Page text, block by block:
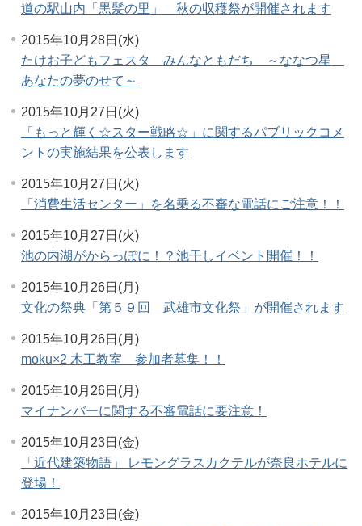
道の駅山内「黒髪の里」 秋の収穫祭が開催されます
2015年10月28日(水)
たけお子どもフェスタ みんなともだち ～ななつ星
あなたの夢のせて～
2015年10月27日(火)
「もっと輝く☆スター戦略☆」に関するパブリックコメ
ントの実施結果を公表します
2015年10月27日(火)
「消費生活センター」を名乗る不審な電話にご注意！！
2015年10月27日(火)
池の内湖がからっぽに！？池干しイベント開催！！
2015年10月26日(月)
文化の祭典「第５９回 武雄市文化祭」が開催されます
2015年10月26日(月)
moku×2 木工教室 参加者募集！！
2015年10月26日(月)
マイナンバーに関する不審電話に要注意！
2015年10月23日(金)
「近代建築物語」 レモングラスカクテルが奈良ホテルに
登場！
2015年10月23日(金)